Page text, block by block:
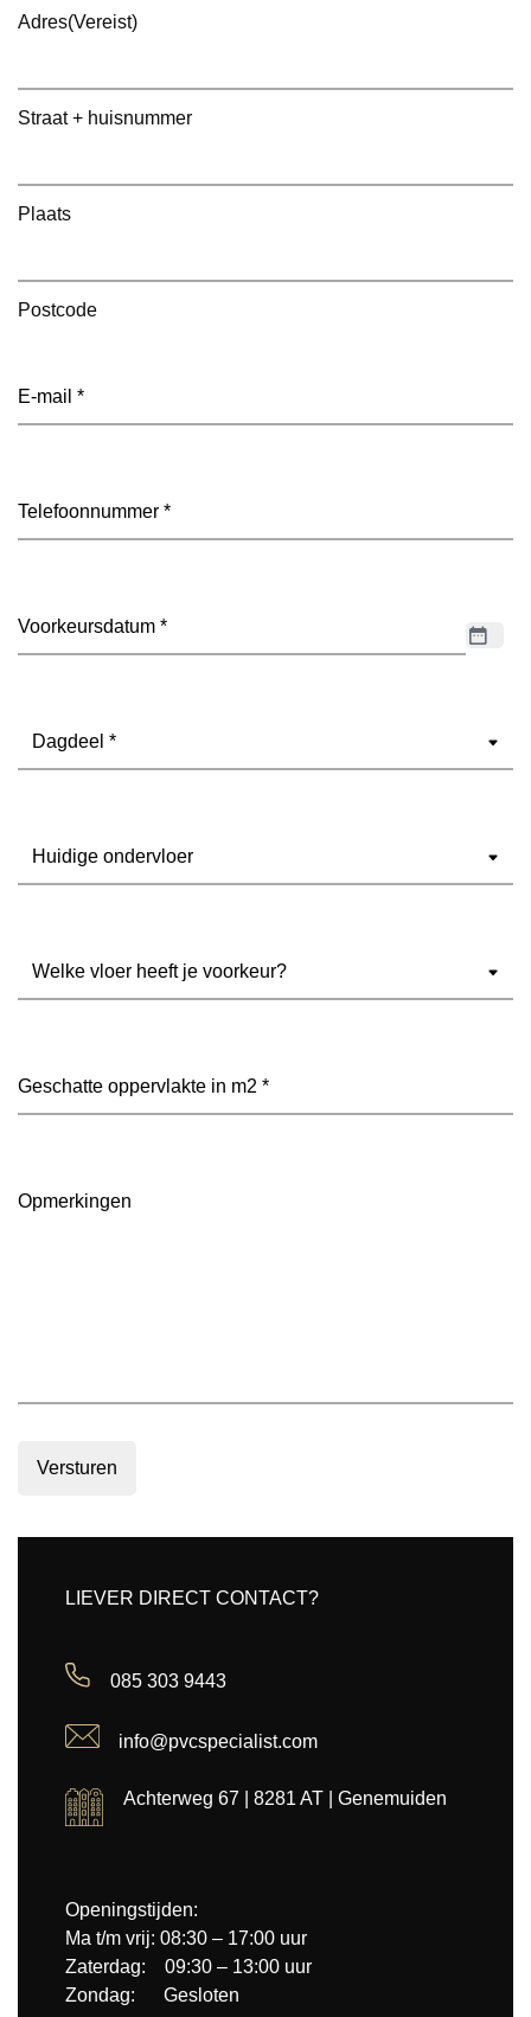
Adres(Vereist)
Straat + huisnummer
Plaats
Postcode
E-
Telefoon
Datum (Vereist)
Dagdeel (Vereist)
Ondervloer (Vereist)
Welke
Geschatte
Opmerkingen
Versturen
LIEVER DIRECT CONTACT?
085 303 9443
info@pvcspecialist.com
Achterweg 67 | 8281 AT | Genemuiden
Openingstijden:
Ma t/m vrij: 08:30 – 17:00 uur
Zaterdag: 09:30 – 13:00 uur
Zondag: Gesloten